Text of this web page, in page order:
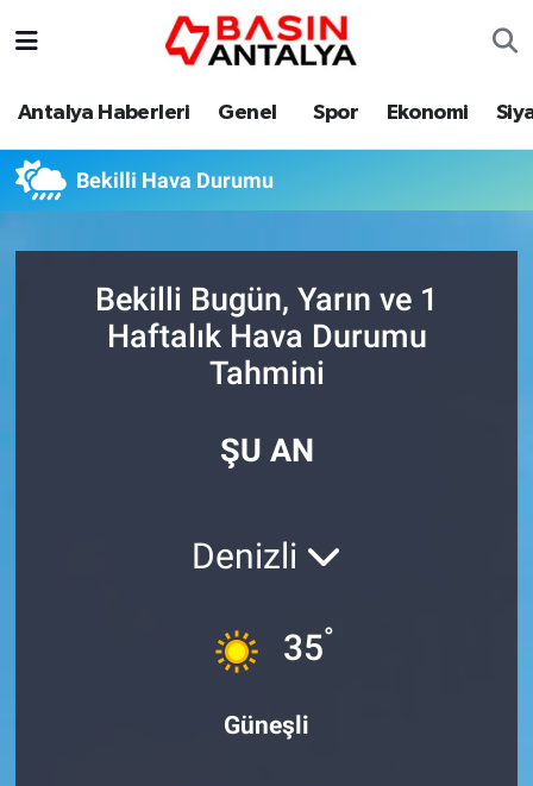
Antalya Haberleri Genel Spor Ekonomi
Bekilli Hava Durumu
Bekilli Bugün, Yarın ve 1
Haftalık Hava Durumu
Tahmini
ŞU AN
Denizli
35°
Güneşli